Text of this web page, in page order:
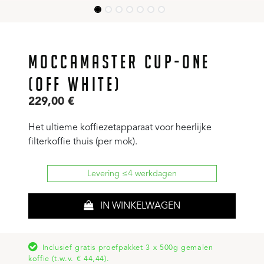
MOCCAMASTER CUP-ONE
(OFF WHITE)
229,00 €
Het ultieme koffiezetapparaat voor heerlijke
filterkoffie thuis (per mok).
Levering ≤4 werkdagen
IN WINKELWAGEN
Inclusief gratis proefpakket 3 x 500g gemalen
koffie (t.w.v. € 44,44).